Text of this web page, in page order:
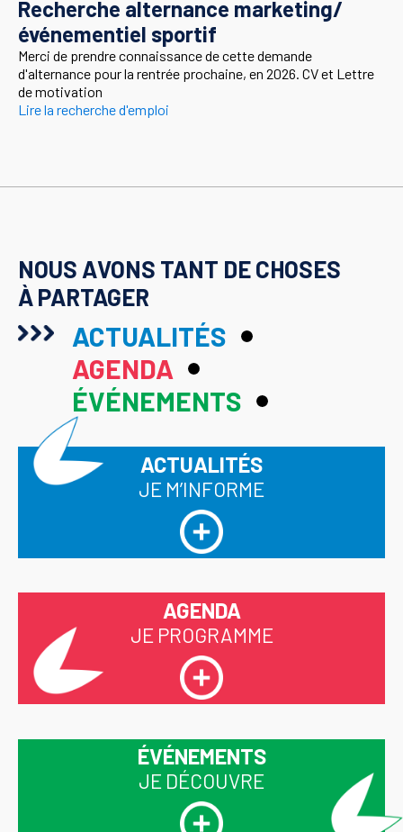
Recherche alternance marketing/
événementiel sportif
Merci de prendre connaissance de cette demande
d'alternance pour la rentrée prochaine, en 2026. CV et Lettre
de motivation
Lire la recherche d'emploi
NOUS AVONS TANT DE CHOSES
À PARTAGER
ACTUALITÉS
AGENDA
ÉVÉNEMENTS
ACTUALITÉS
JE M’INFORME
AGENDA
JE PROGRAMME
ÉVÉNEMENTS
JE DÉCOUVRE